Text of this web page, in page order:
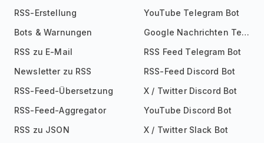
RSS-Erstellung
Bots & Warnungen
RSS zu E-Mail
Newsletter zu RSS
RSS-Feed-Übersetzung
RSS-Feed-Aggregator
RSS zu JSON
YouTube Telegram Bot
Google Nachrichten Telegram Bot
RSS Feed Telegram Bot
RSS-Feed Discord Bot
X / Twitter Discord Bot
YouTube Discord Bot
X / Twitter Slack Bot